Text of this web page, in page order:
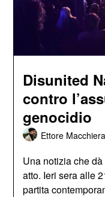
Disunited
contro
genocidio
Ettore
Una notizia che
atto. Ieri sera alle
partita